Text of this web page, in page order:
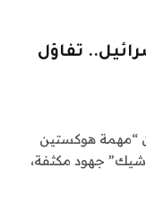
تفاؤل
24 خبر بعنوان “مهمة هوكستين
جهود مكثفة،